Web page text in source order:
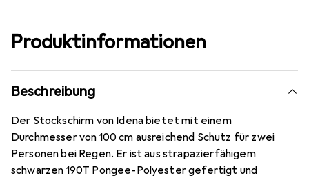
Produktinformationen
Beschreibung
Der Stockschirm von Idena bietet mit einem
Durchmesser von 100 cm ausreichend Schutz für zwei
Personen bei Regen. Er ist aus strapazierfähigem
schwarzen 190T Pongee-Polyester gefertigt und